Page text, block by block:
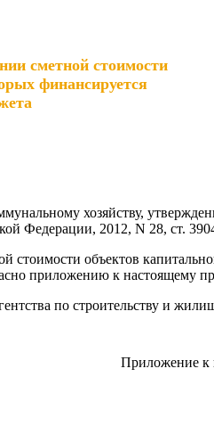
сметной стоимости
финансируется
хозяйству,
Федерации, 2012, N 28, ст.
объектов
приложению к настоящему
по строительству и
Приложение к